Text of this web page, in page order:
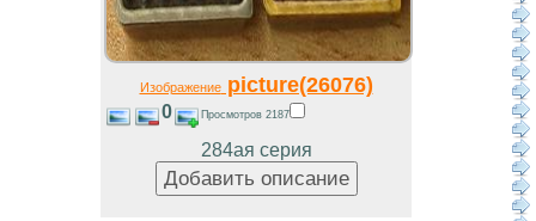
Изображениеpicture(26076)
0 Просмотров 2187
284ая серия